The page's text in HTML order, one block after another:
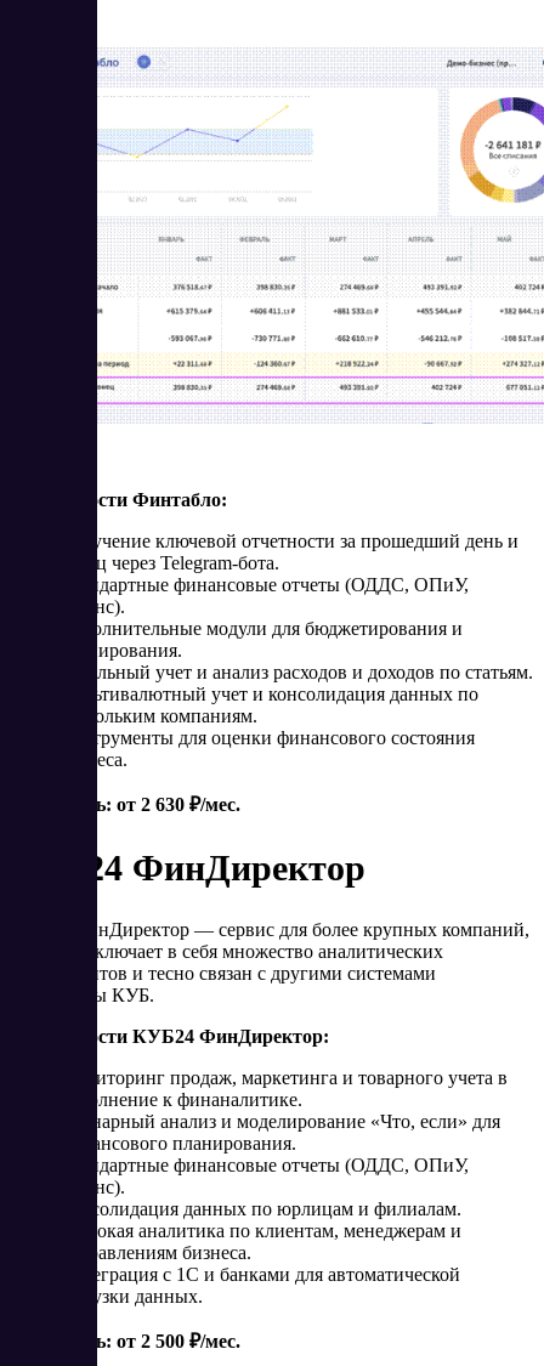
Возможности Финтабло:
Получение ключевой отчетности за прошедший день и
месяц через Telegram-бота.
Стандартные финансовые отчеты (ОДДС, ОПиУ,
баланс).
Дополнительные модули для бюджетирования и
планирования.
Детальный учет и анализ расходов и доходов по статьям.
Мультивалютный учет и консолидация данных по
нескольким компаниям.
Инструменты для оценки финансового состояния
бизнеса.
Стоимость: от 2 630 ₽/мес.
КУБ24 ФинДиректор
КУБ24 ФинДиректор — сервис для более крупных компаний,
который включает в себя множество аналитических
инструментов и тесно связан с другими системами
экосистемы КУБ.
Возможности КУБ24 ФинДиректор:
Мониторинг продаж, маркетинга и товарного учета в
дополнение к финаналитике.
Сценарный анализ и моделирование «Что, если» для
финансового планирования.
Стандартные финансовые отчеты (ОДДС, ОПиУ,
баланс).
Консолидация данных по юрлицам и филиалам.
Глубокая аналитика по клиентам, менеджерам и
направлениям бизнеса.
Интеграция с 1С и банками для автоматической
загрузки данных.
Стоимость: от 2 500 ₽/мес.